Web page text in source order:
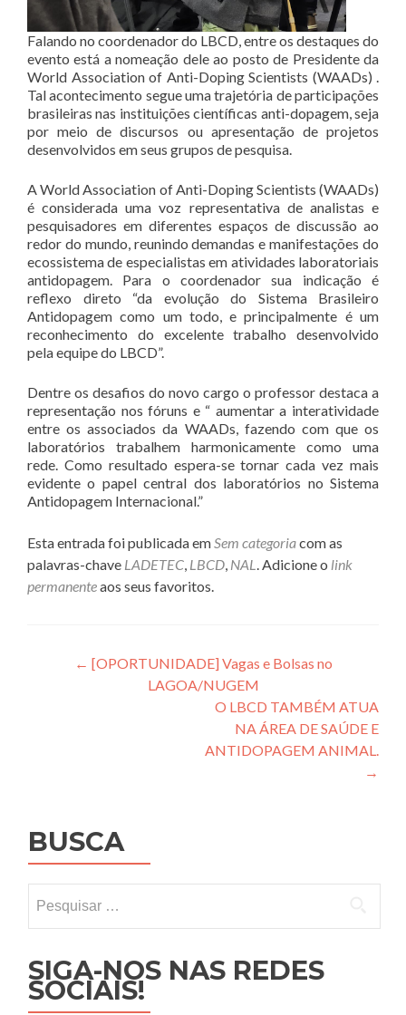
Falando no coordenador do LBCD, entre os destaques do
evento está a nomeação dele ao posto de Presidente da
World Association of Anti-Doping Scientists (WAADs) .
Tal acontecimento segue uma trajetória de participações
brasileiras nas instituições científicas anti-dopagem, seja
por meio de discursos ou apresentação de projetos
desenvolvidos em seus grupos de pesquisa.
A World Association of Anti-Doping Scientists (WAADs)
é considerada uma voz representativa de analistas e
pesquisadores em diferentes espaços de discussão ao
redor do mundo, reunindo demandas e manifestações do
ecossistema de especialistas em atividades laboratoriais
antidopagem. Para o coordenador sua indicação é
reflexo direto “da evolução do Sistema Brasileiro
Antidopagem como um todo, e principalmente é um
reconhecimento do excelente trabalho desenvolvido
pela equipe do LBCD”.
Dentre os desafios do novo cargo o professor destaca a
representação nos fóruns e “ aumentar a interatividade
entre os associados da WAADs, fazendo com que os
laboratórios trabalhem harmonicamente como uma
rede. Como resultado espera-se tornar cada vez mais
evidente o papel central dos laboratórios no Sistema
Antidopagem Internacional.”
Esta entrada foi publicada emSem categoriacom as
palavras-chave LADETEC, LBCD, NAL. Adicione o link
permanenteaos seus favoritos.
Navegação
← [OPORTUNIDADE] Vagas e Bolsas no
LAGOA/NUGEM
O LBCD TAMBÉM ATUA
NA ÁREA DE SAÚDE E
ANTIDOPAGEM ANIMAL.
→
BUSCA
por:
SIGA-NOS NAS REDES
SOCIAIS!